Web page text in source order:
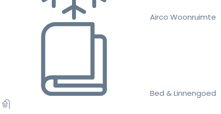
Airco Woonruimte
Bed & Linnengoed